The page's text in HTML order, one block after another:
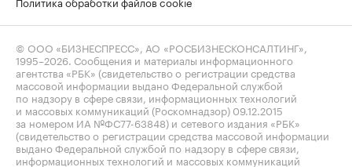
© ООО «БИЗНЕСПРЕСС», АО «РОСБИЗНЕСКОНСАЛТИНГ»,
1995–2026. Сообщения и материалы информационного
агентства «РБК» (свидетельство о регистрации средства
массовой информации выдано Федеральной службой
по надзору в сфере связи, информационных технологий
и массовых коммуникаций (Роскомнадзор) 09.12.2015
за номером ИА №ФС77-63848) и сетевого издания «РБК»
(свидетельство о регистрации средства массовой информации
выдано Федеральной службой по надзору в сфере связи,
информационных технологий и массовых коммуникаций